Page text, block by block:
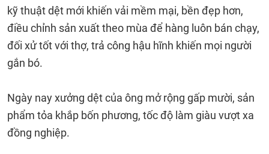
kỹ thuật dệt mới khiến vải mềm mại, bền đẹp hơn,
điều chỉnh sản xuất theo mùa để hàng luôn bán chạy,
đối xử tốt với thợ, trả công hậu hĩnh khiến mọi người
gắn bó.
Ngày nay xưởng dệt của ông mở rộng gấp mười, sản
phẩm tỏa khắp bốn phương, tốc độ làm giàu vượt xa
đồng nghiệp.